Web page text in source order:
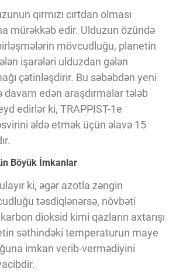
qırmızı cırtdan olması
mürəkkəb edir. Ulduzun özündə
mövcudluğu, planetin
işarələri ulduzdan gələn
çətinləşdirir. Bu səbəbdən yeni
davam edən araşdırmalar tələb
edirlər ki, TRAPPIST-1e
əldə etmək üçün əlavə 15
Böyük İmkanlar
ki, əgər azotla zəngin
təsdiqlənərsə, növbəti
dioksid kimi qazların axtarışı
səthindəki temperaturun maye
imkan verib-vermədiyini